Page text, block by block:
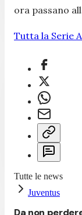
ora passano
Tutta la Serie
Tutte le news
Juventus
Da non